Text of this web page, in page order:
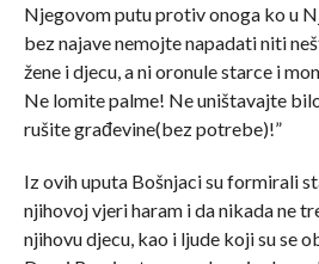
Njegovom putu protiv onoga ko u
bez najave nemojte napadati niti
žene i djecu, a ni oronule starce i
Ne lomite palme! Ne uništavajte
rušite građevine(bez potrebe)!”
Iz ovih uputa Bošnjaci su formirali
njihovoj vjeri haram i da nikada ne
njihovu djecu, kao i ljude koji su se